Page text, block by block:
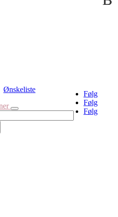
Ønskeliste
Følg
Følg
Følg